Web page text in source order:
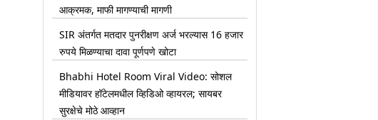
आक्रमक, माफी मागण्याची मागणी
SIR अंतर्गत मतदार पुनरीक्षण अर्ज भरल्यास 16 हजार
रुपये मिळण्याचा दावा पूर्णपणे खोटा
Bhabhi Hotel Room Viral Video: सोशल
मीडियावर हॉटेलमधील व्हिडिओ व्हायरल; सायबर
सुरक्षेचे मोठे आव्हान